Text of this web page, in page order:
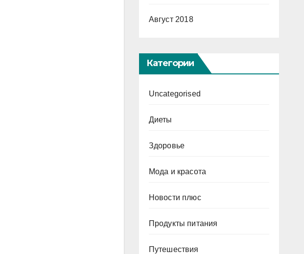
Август 2018
Категории
Uncategorised
Диеты
Здоровье
Мода и красота
Новости плюс
Продукты питания
Путешествия